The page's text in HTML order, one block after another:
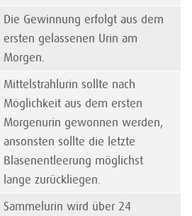
Die Gewinnung erfolgt aus dem
ersten gelassenen Urin am
Morgen.
Mittelstrahlurin sollte nach
Möglichkeit aus dem ersten
Morgenurin gewonnen werden,
ansonsten sollte die letzte
Blasenentleerung möglichst
lange zurückliegen.
Sammelurin wird über 24